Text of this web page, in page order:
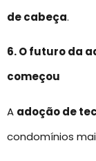
de cabeça.
6. O futuro da
começou
A adoção de
condomínios